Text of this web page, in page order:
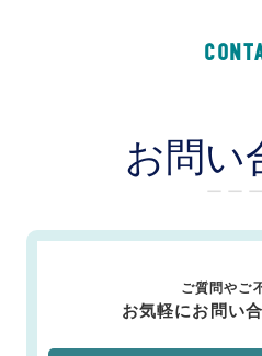
お問い
ー ー
ご質問やご
お気軽にお問い